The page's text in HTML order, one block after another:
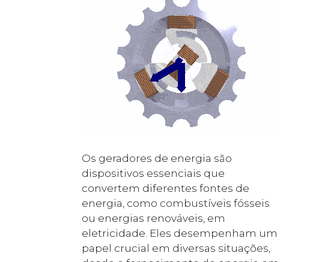
Os geradores de energia são
dispositivos essenciais que
convertem diferentes fontes de
energia, como combustíveis fósseis
ou energias renováveis, em
eletricidade. Eles desempenham um
papel crucial em diversas situações,